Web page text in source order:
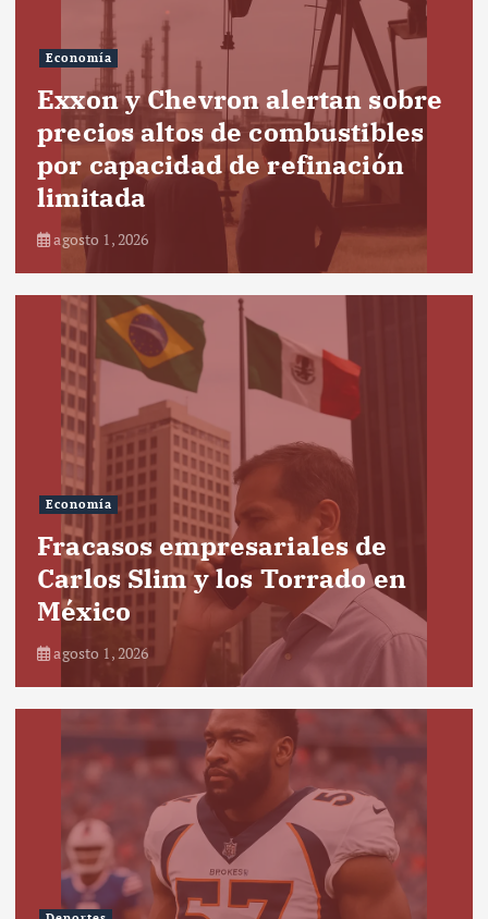
Economía
Exxon y Chevron alertan sobre
precios altos de combustibles
por capacidad de refinación
limitada
agosto 1, 2026
Economía
Fracasos empresariales de
Carlos Slim y los Torrado en
México
agosto 1, 2026